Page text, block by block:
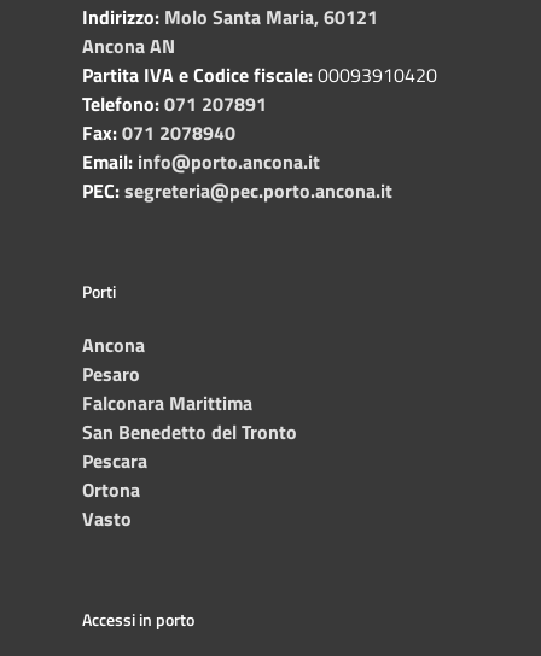
Indirizzo: Molo Santa Maria, 60121
Ancona AN
Partita IVA e Codice fiscale:00093910420
Telefono:071 207891
Fax:071 2078940
Email: info@porto.ancona.it
PEC:segreteria@pec.porto.ancona.it
Porti
Ancona
Pesaro
Falconara Marittima
San Benedetto del Tronto
Pescara
Ortona
Vasto
Accessi in porto